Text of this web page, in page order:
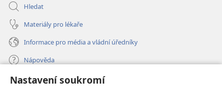
Nastavení soukromí
Hledat
Materiály pro lékaře
Informace pro média a vládní úředníky
Nápověda
Dary